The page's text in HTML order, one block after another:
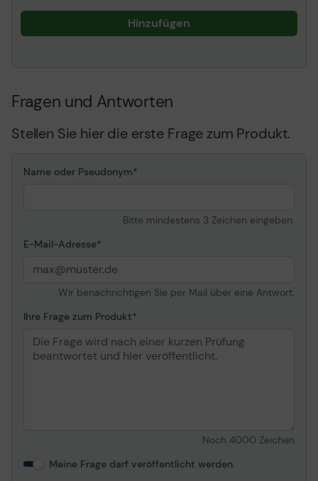
Hinzufügen
Fragen und Antworten
Stellen Sie hier die erste Frage zum Produkt.
Name oder Pseudonym
Bitte mindestens 3 Zeichen eingeben.
E-Mail-Adresse
Wir benachrichtigen Sie per Mail über eine Antwort.
Ihre Frage zum Produkt
Noch 4000 Zeichen
Meine Frage darf veröffentlicht werden.